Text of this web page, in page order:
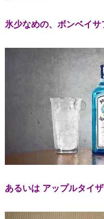
氷少なめの、 ボンベイサ
あるいは アップルタイ